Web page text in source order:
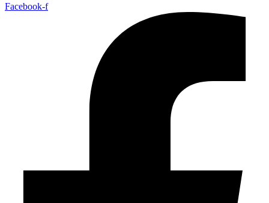
Facebook-f